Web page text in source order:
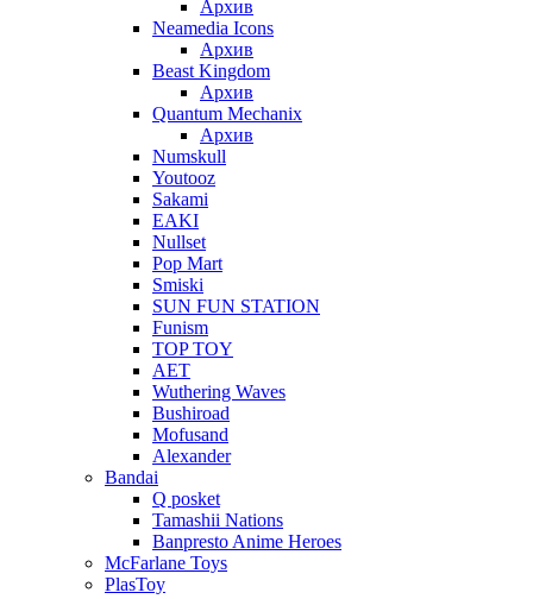
Архив
Neamedia Icons
Архив
Beast Kingdom
Архив
Quantum Mechanix
Архив
Numskull
Youtooz
Sakami
EAKI
Nullset
Pop Mart
Smiski
SUN FUN STATION
Funism
TOP TOY
AET
Wuthering Waves
Bushiroad
Mofusand
Alexander
Bandai
Q posket
Tamashii Nations
Banpresto Anime Heroes
McFarlane Toys
PlasToy